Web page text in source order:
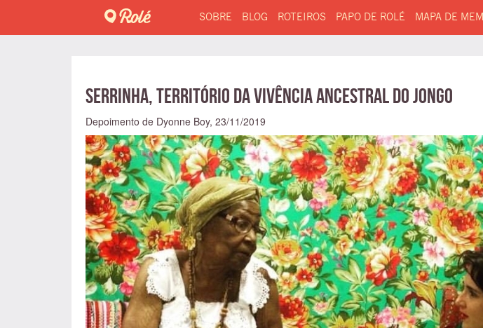
SOBRE BLOG ROTEIROS PAPO DE ROLÉ MAPA DE
Serrinha, território da vivência ancestral do jongo
Depoimento de Dyonne Boy, 23/11/2019